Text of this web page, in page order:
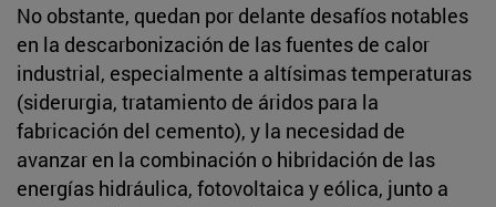
No obstante, quedan por delante desafíos notables
en la descarbonización de las fuentes de calor
industrial, especialmente a altísimas temperaturas
(siderurgia, tratamiento de áridos para la
fabricación del cemento), y la necesidad de
avanzar en la combinación o hibridación de las
energías hidráulica, fotovoltaica y eólica, junto a